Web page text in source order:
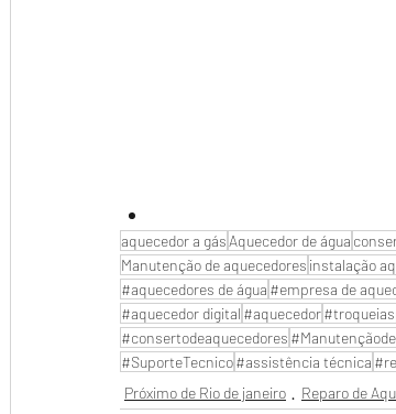
aquecedor a gás Aquecedor de água
Manutenção de aquecedores instalação
#aquecedores de água #empresa de
#aquecedor digital #aquecedor
#consertodeaquecedores
#SuporteTecnico#assistência técnica
Próximo de Rio de janeiro
Reparo de